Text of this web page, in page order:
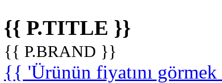
{{ P.TITLE }}
{{ P.BRAND }}
{{ 'Ürünün fiyatını